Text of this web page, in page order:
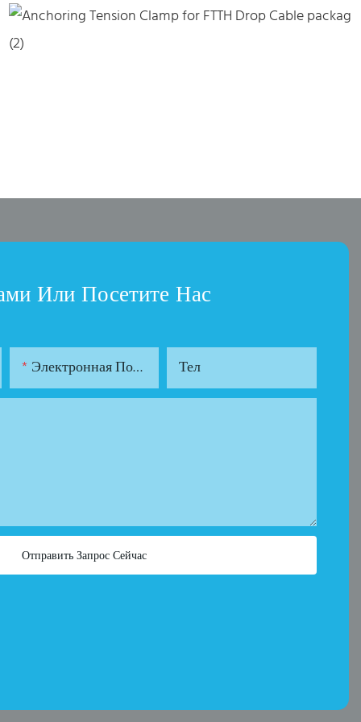
Или Посетите Нас
Электронная Почта Тел
Отправить Запрос Сейчас